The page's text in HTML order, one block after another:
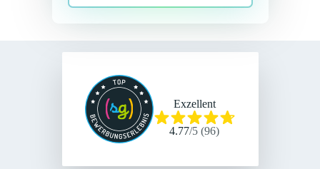
Exzellent
4.77/5 (96)